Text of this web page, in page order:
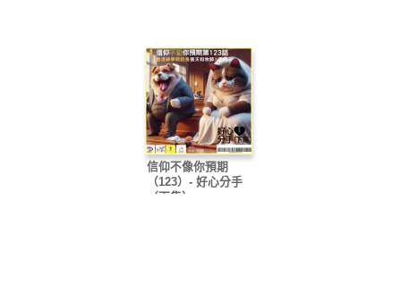
信仰不像你預期
（123）- 好心分手
（下集）